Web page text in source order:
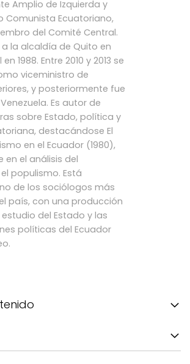
Amplio de Izquierda y
Comunista Ecuatoriano,
del Comité Central.
la alcaldía de Quito en
1988. Entre 2010 y 2013 se
viceministro de
y posteriormente fue
Es autor de
sobre Estado, política y
destacándose El
en el Ecuador (1980),
en el análisis del
populismo. Está
de los sociólogos más
país, con una producción
del Estado y las
políticas del Ecuador